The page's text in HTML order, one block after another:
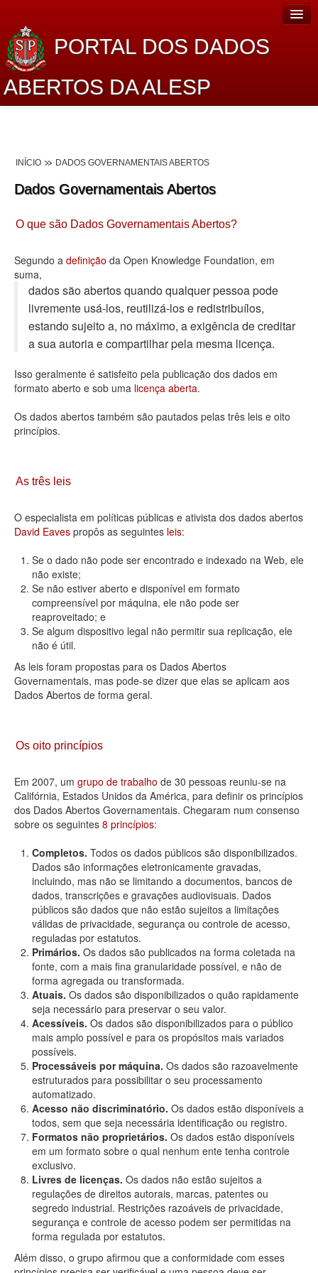
PORTAL DOS DADOS
ABERTOS DA ALESP
Lei de Acesso à Informação
Dados Governamentais Abertos
Planejamento
Catálogo de dados
Processo Legislativo
Deputados Estaduais
Administração
Legislação
Agenda
Contato
INÍCIO DADOS GOVERNAMENTAIS ABERTOS
Dados Governamentais Abertos
O que são Dados Governamentais Abertos?
Segundo a definição da Open Knowledge Foundation, em
suma,
dados são abertos quando qualquer pessoa pode
livremente usá-los, reutilizá-los e redistribuí­los,
estando sujeito a, no máximo, a exigência de creditar
a sua autoria e compartilhar pela mesma licença.
Isso geralmente é satisfeito pela publicação dos dados em
formato aberto e sob uma licença aberta.
Os dados abertos também são pautados pelas três leis e oito
princípios.
As três leis
O especialista em políticas públicas e ativista dos dados abertos
David Eaves propôs as seguintes leis:
Se o dado não pode ser encontrado e indexado na Web, ele
não existe;
Se não estiver aberto e disponível em formato
compreensível por máquina, ele não pode ser
reaproveitado; e
Se algum dispositivo legal não permitir sua replicação, ele
não é útil.
As leis foram propostas para os Dados Abertos
Governamentais, mas pode-se dizer que elas se aplicam aos
Dados Abertos de forma geral.
Os oito princípios
Em 2007, um grupo de trabalho de 30 pessoas reuniu-se na
Califórnia, Estados Unidos da América, para definir os princípios
dos Dados Abertos Governamentais. Chegaram num consenso
sobre os seguintes 8 princípios:
Completos. Todos os dados públicos são disponibilizados.
Dados são informações eletronicamente gravadas,
incluindo, mas não se limitando a documentos, bancos de
dados, transcrições e gravações audiovisuais. Dados
públicos são dados que não estão sujeitos a limitações
válidas de privacidade, segurança ou controle de acesso,
reguladas por estatutos.
Primários. Os dados são publicados na forma coletada na
fonte, com a mais fina granularidade possível, e não de
forma agregada ou transformada.
Atuais. Os dados são disponibilizados o quão rapidamente
seja necessário para preservar o seu valor.
Acessíveis. Os dados são disponibilizados para o público
mais amplo possível e para os propósitos mais variados
possíveis.
Processáveis por máquina. Os dados são razoavelmente
estruturados para possibilitar o seu processamento
automatizado.
Acesso não discriminatório. Os dados estão disponíveis a
todos, sem que seja necessária identificação ou registro.
Formatos não proprietários. Os dados estão disponíveis
em um formato sobre o qual nenhum ente tenha controle
exclusivo.
Livres de licenças. Os dados não estão sujeitos a
regulações de direitos autorais, marcas, patentes ou
segredo industrial. Restrições razoáveis de privacidade,
segurança e controle de acesso podem ser permitidas na
forma regulada por estatutos.
Além disso, o grupo afirmou que a conformidade com esses